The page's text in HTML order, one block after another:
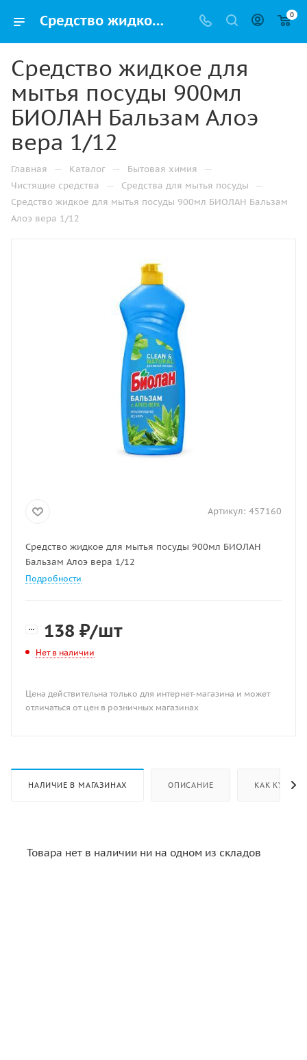
Средство жидкое для мытья посуды 900мл БИОЛАН Бальзам Алоэ вера 1/12 купить в Челябинске по низкой цене оптом и дешево с доставкой 0
Средство жидкое для
мытья посуды 900мл
БИОЛАН Бальзам Алоэ
вера 1/12
Главная — Каталог — Бытовая химия —
Чистящие средства — Средства для мытья посуды —
Средство жидкое для мытья посуды 900мл БИОЛАН Бальзам
Алоэ вера 1/12
Артикул: 457160
Средство жидкое для мытья посуды 900мл БИОЛАН
Бальзам Алоэ вера 1/12
Подробности
138 ₽/шт
Нет в наличии
Цена действительна только для интернет-магазина и может
отличаться от цен в розничных магазинах
НАЛИЧИЕ В МАГАЗИНАХ ОПИСАНИЕ КАК КУПИТЬ
Товара нет в наличии ни на одном из складов